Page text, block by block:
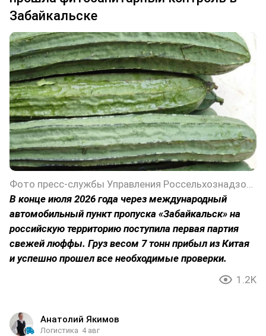
Забайкальске
Фото пресс-службы Управления Россельхознадзора по Забайкальскому краю
В конце июля 2026 года через международный
автомобильный пункт пропуска «Забайкальск» на
российскую территорию поступила первая партия
свежей люффы. Груз весом 7 тонн прибыл из Китая
и успешно прошел все необходимые проверки.
1.2K
Анатолий Якимов
Логистика 4 авг